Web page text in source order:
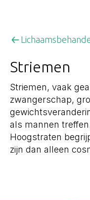
Striemen
Striemen, vaak
zwangerschap,
als mannen
Hoogstraten
zijn dan alleen